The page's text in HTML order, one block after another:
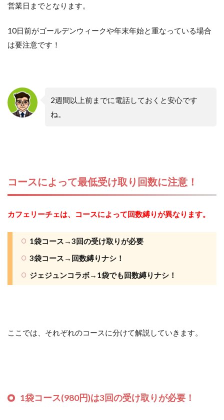
営業日までとなります。
10日前がゴールデンウィークや年末年始と重なっている場合
は要注意です！
2週間以上前までに電話しておくと安心です
ね。
コースによって最低受け取り回数に注意！
カフェリーチェは、コースによって回数縛りが異なります。
1袋コース→3回の受け取りが必要
3袋コース→回数縛りナシ！
ジェジュンコラボ→1袋でも回数縛りナシ！
ここでは、それぞれのコースに分けて解説していきます。
1袋コース(980円)は3回の受け取りが必要！